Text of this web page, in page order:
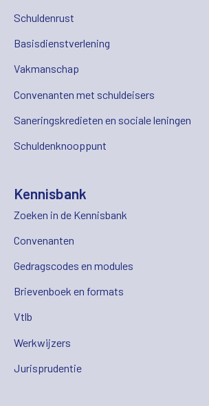
Schuldenrust
Basisdienstverlening
Vakmanschap
Convenanten met schuldeisers
Saneringskredieten en sociale leningen
Schuldenknooppunt
Kennisbank
Zoeken in de Kennisbank
Convenanten
Gedragscodes en modules
Brievenboek en formats
Vtlb
Werkwijzers
Jurisprudentie